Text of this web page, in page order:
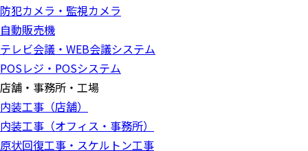
防犯カメラ・監視カメラ
自動販売機
テレビ会議・WEB会議システム
POSレジ・POSシステム
店舗・事務所・工場
内装工事（店舗）
内装工事（オフィス・事務所）
原状回復工事・スケルトン工事